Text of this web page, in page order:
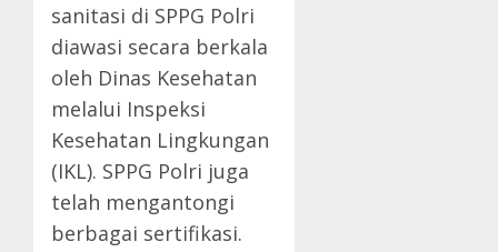
sanitasi di SPPG Polri
diawasi secara berkala
oleh Dinas Kesehatan
melalui Inspeksi
Kesehatan Lingkungan
(IKL). SPPG Polri juga
telah mengantongi
berbagai sertifikasi.